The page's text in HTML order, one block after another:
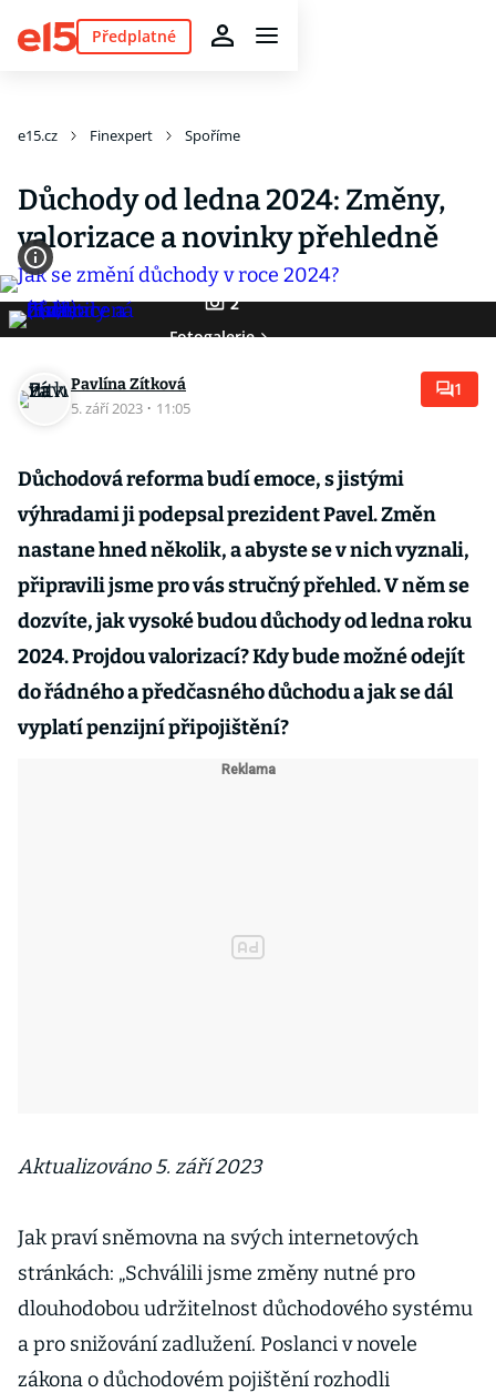
Předplatné
e15.cz Finexpert Spoříme
Důchody od ledna 2024: Změny,
valorizace a novinky přehledně
2
Fotogalerie
Pavlína Zítková
5. září 2023 · 11:05
1
Důchodová reforma budí emoce, s jistými
výhradami ji podepsal prezident Pavel. Změn
nastane hned několik, a abyste se v nich vyznali,
připravili jsme pro vás stručný přehled. V něm se
dozvíte, jak vysoké budou důchody od ledna roku
2024. Projdou valorizací? Kdy bude možné odejít
do řádného a předčasného důchodu a jak se dál
vyplatí penzijní připojištění?
Aktualizováno 5. září 2023
Jak praví sněmovna na svých internetových
stránkách: „Schválili jsme změny nutné pro
dlouhodobou udržitelnost důchodového systému
a pro snižování zadlužení. Poslanci v novele
zákona o důchodovém pojištění rozhodli